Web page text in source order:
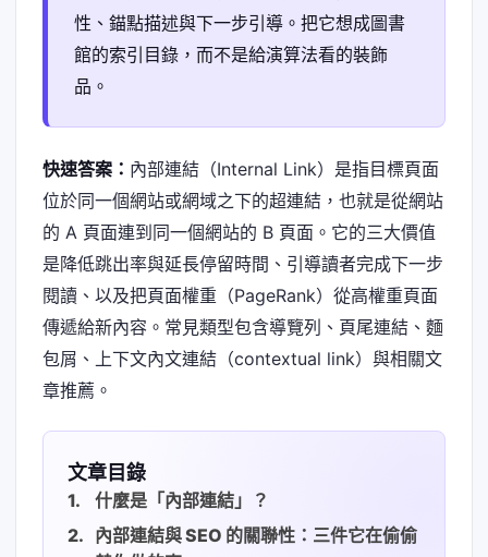
性、錨點描述與下一步引導。把它想成圖書
館的索引目錄，而不是給演算法看的裝飾
品。
快速答案： 內部連結（Internal Link）是指目標頁面
位於同一個網站或網域之下的超連結，也就是從網站
的 A 頁面連到同一個網站的 B 頁面。它的三大價值
是降低跳出率與延長停留時間、引導讀者完成下一步
閱讀、以及把頁面權重（PageRank）從高權重頁面
傳遞給新內容。常見類型包含導覽列、頁尾連結、麵
包屑、上下文內文連結（contextual link）與相關文
章推薦。
文章目錄
什麼是「內部連結」？
內部連結與 SEO 的關聯性：三件它在偷偷